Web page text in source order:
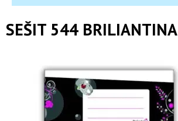
SEŠIT 544 BRILIANTINA